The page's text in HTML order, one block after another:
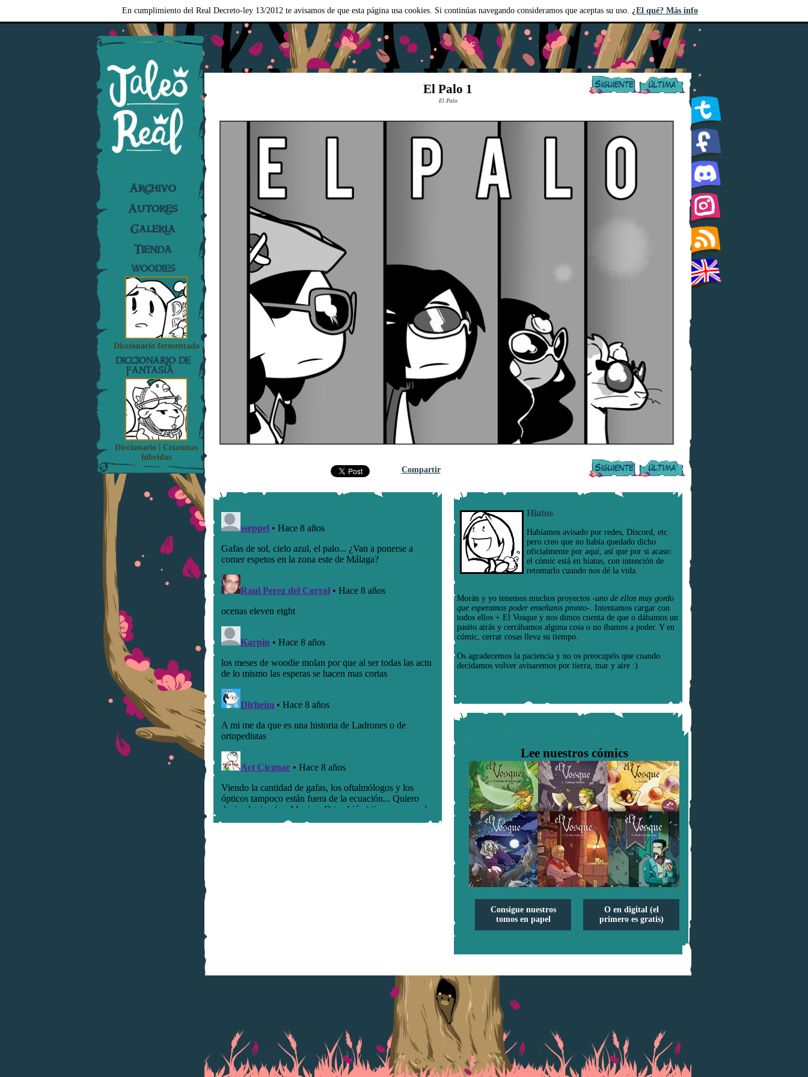
En cumplimiento del Real Decreto-ley 13/2012 te avisamos de que esta página usa cookies. Si continúas navegando consideramos que aceptas su uso. ¿El qué? Más info
Archivo
Autores
Galería
Tienda
WOODIES
Diccionario fermentado
DICCIONARIO DE
FANTASÍA
Diccionario | Criaturas
híbridas
El Palo 1
El Palo
Compartir
Hiatus
Habíamos avisado por redes, Discord, etc
pero creo que no había quedado dicho
oficialmente por aquí, así que por si acaso:
el cómic está en hiatus, con intención de
retomarlo cuando nos dé la vida.
Morán y yo tenemos muchos proyectos -uno de ellos muy gordo
que esperamos poder enseñaros pronto- . Intentamos cargar con
todos ellos + El Vosque y nos dimos cuenta de que o dábamos un
pasito atrás y cerrábamos alguna cosa o no íbamos a poder. Y en
cómic, cerrar cosas lleva su tiempo.
Os agradecemos la paciencia y no os preocupéis que cuando
decidamos volver avisaremos por tierra, mar y aire :)
Lee nuestros cómics
Consigue nuestros
tomos en papel
O en digital (el
primero es gratis)